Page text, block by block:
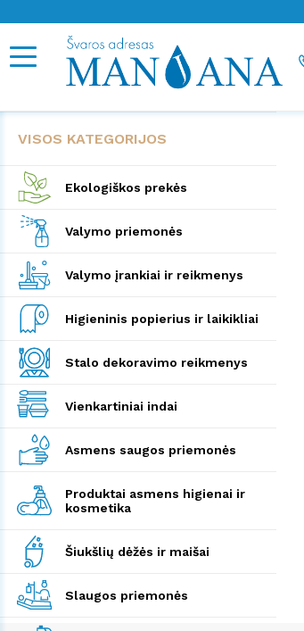
VISOS KATEGORIJOS
Ekologiškos prekės
Valymo priemonės
Valymo įrankiai ir reikmenys
Higieninis popierius ir laikikliai
Stalo dekoravimo reikmenys
Vienkartiniai indai
Asmens saugos priemonės
Produktai asmens higienai ir
kosmetika
Šiukšlių dėžės ir maišai
Slaugos priemonės